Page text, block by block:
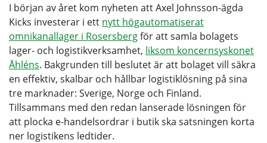
I början av året kom nyheten att Axel Johnsson-ägda
Kicks investerar i ett nytt högautomatiserat
omnikanallager i Rosersbergför att samla bolagets
lager- och logistikverksamhet, liksom koncernsyskonet
Åhléns. Bakgrunden till beslutet är att bolaget vill säkra
en effektiv, skalbar och hållbar logistiklösning på sina
tre marknader: Sverige, Norge och Finland.
Tillsammans med den redan lanserade lösningen för
att plocka e-handelsordrar i butik ska satsningen korta
ner logistikens ledtider.